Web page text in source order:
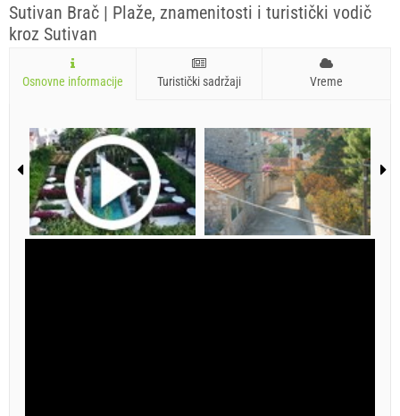
Sutivan Brač | Plaže, znamenitosti i turistički vodič
kroz Sutivan
Osnovne informacije Turistički sadržaji Vreme